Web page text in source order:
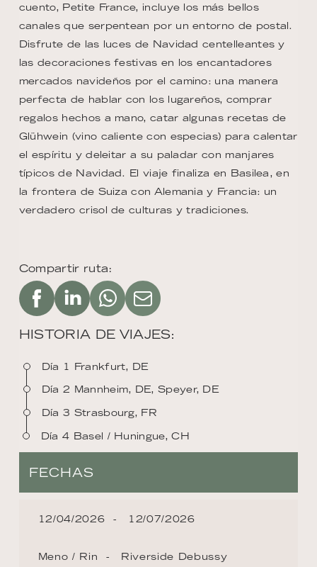
Compartir ruta:
HISTORIA DE VIAJES:
Día 1 Frankfurt, DE
Día 2 Mannheim, DE, Speyer, DE
Día 3 Strasbourg, FR
Día 4 Basel / Huningue, CH
cuento, Petite France, incluye los más bellos
canales que serpentean por un entorno de postal.
Disfrute de las luces de Navidad centelleantes y
las decoraciones festivas en los encantadores
mercados navideños por el camino: una manera
perfecta de hablar con los lugareños, comprar
regalos hechos a mano, catar algunas recetas de
Glühwein (vino caliente con especias) para calentar
el espíritu y deleitar a su paladar con manjares
típicos de Navidad. El viaje finaliza en Basilea, en
la frontera de Suiza con Alemania y Francia: un
verdadero crisol de culturas y tradiciones.
FECHAS
12/04/2026 12/07/2026
Meno / Rin Riverside Debussy